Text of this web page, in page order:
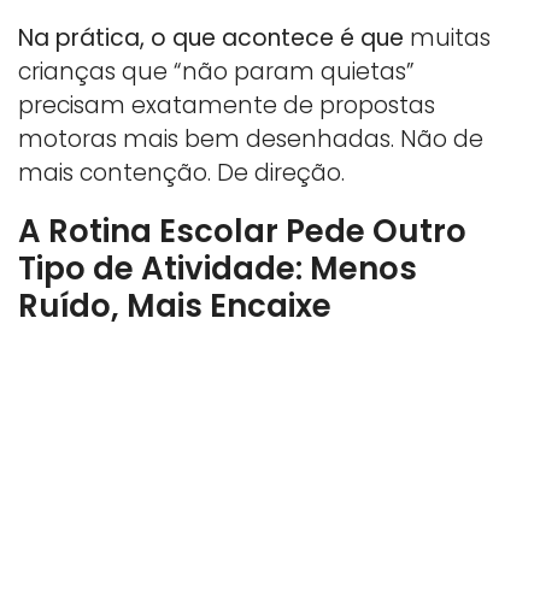
Na prática, o que acontece é que muitas
crianças que “não param quietas”
precisam exatamente de propostas
motoras mais bem desenhadas. Não de
mais contenção. De direção.
A Rotina Escolar Pede Outro
Tipo de Atividade: Menos
Ruído, Mais Encaixe